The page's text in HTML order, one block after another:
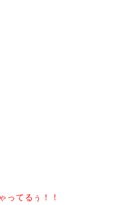
ってるぅ！！